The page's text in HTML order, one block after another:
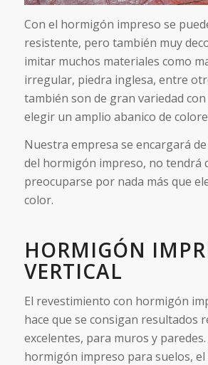
Con el hormigón impreso se
resistente, pero también muy
imitar muchos materiales como
irregular, piedra inglesa, entre
también son de gran variedad
elegir un amplio abanico de
Nuestra empresa se encargará
del hormigón impreso, no tendrá
preocuparse por nada más que
color.
HORMIGÓN
VERTICAL
El revestimiento con hormigón
hace que se consigan resultados
excelentes, para muros y
hormigón impreso para suelos,